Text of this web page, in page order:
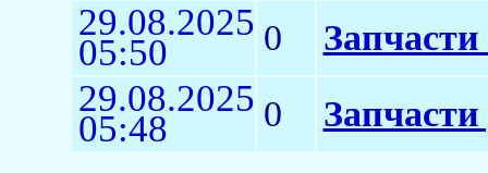
29.08.2025
05:50 0 Запчасти
29.08.2025
05:48 0